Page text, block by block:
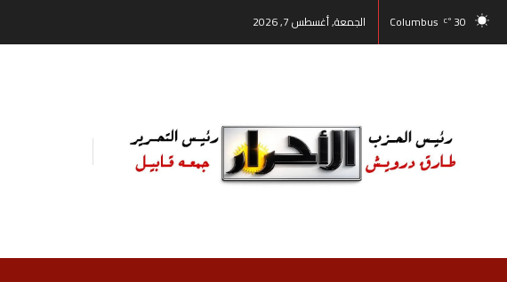
30
°C
Columbus الجمعة, أغسطس 7, 2026